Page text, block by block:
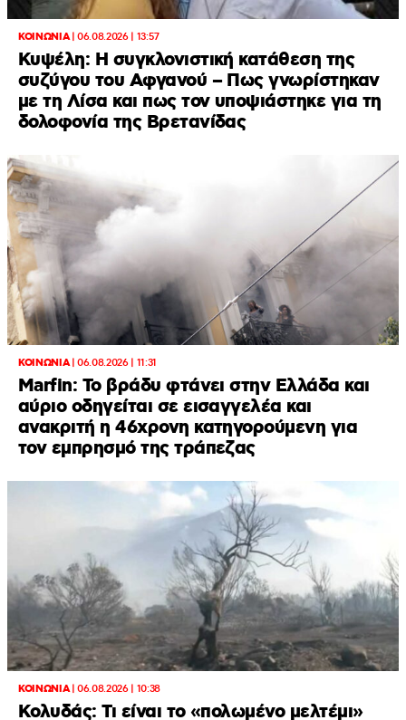
ΚΟΙΝΩΝΙΑ|06.08.2026 | 13:57
Κυψέλη: Η συγκλονιστική κατάθεση της
συζύγου του Αφγανού – Πως γνωρίστηκαν
με τη Λίσα και πως τον υποψιάστηκε για τη
δολοφονία της Βρετανίδας
ΚΟΙΝΩΝΙΑ|06.08.2026 | 11:31
Marfin: Το βράδυ φτάνει στην Ελλάδα και
αύριο οδηγείται σε εισαγγελέα και
ανακριτή η 46χρονη κατηγορούμενη για
τον εμπρησμό της τράπεζας
ΚΟΙΝΩΝΙΑ|06.08.2026 | 10:38
Κολυδάς: Τι είναι το «πολωμένο μελτέμι»